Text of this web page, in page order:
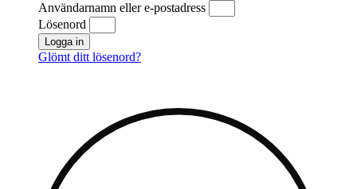
Användarnamn eller e-postadress
Lösenord
Logga in
Glömt ditt lösenord?